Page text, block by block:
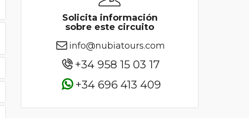
Solicita información
sobre este circuito
info@nubiatours.com
+34 958 15 03 17
+34 696 413 409